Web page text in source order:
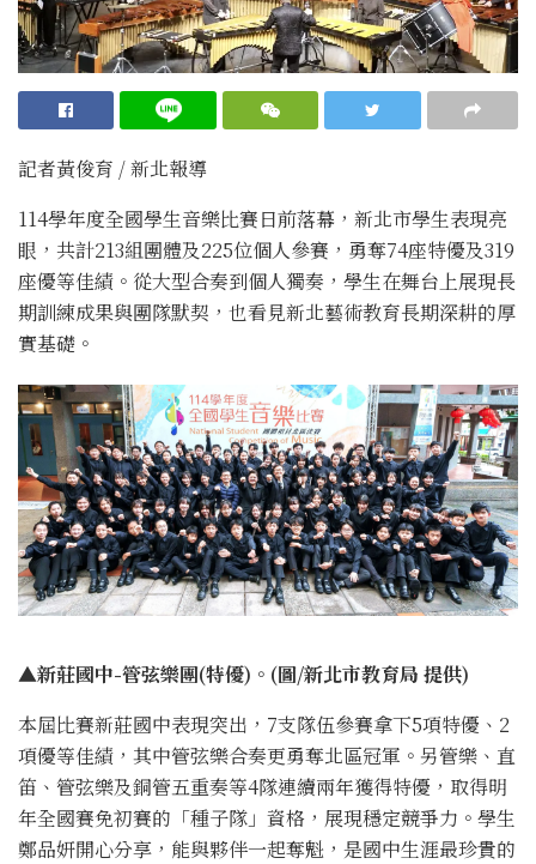
記者黃俊育 / 新北報導
114學年度全國學生音樂比賽日前落幕，新北市學生表現亮
眼，共計213組團體及225位個人參賽，勇奪74座特優及319
座優等佳績。從大型合奏到個人獨奏，學生在舞台上展現長
期訓練成果與團隊默契，也看見新北藝術教育長期深耕的厚
實基礎。
▲新莊國中-管弦樂團(特優)。(圖/新北市教育局 提供)
本屆比賽新莊國中表現突出，7支隊伍參賽拿下5項特優、2
項優等佳績，其中管弦樂合奏更勇奪北區冠軍。另管樂、直
笛、管弦樂及銅管五重奏等4隊連續兩年獲得特優，取得明
年全國賽免初賽的「種子隊」資格，展現穩定競爭力。學生
鄭品妍開心分享，能與夥伴一起奪魁，是國中生涯最珍貴的